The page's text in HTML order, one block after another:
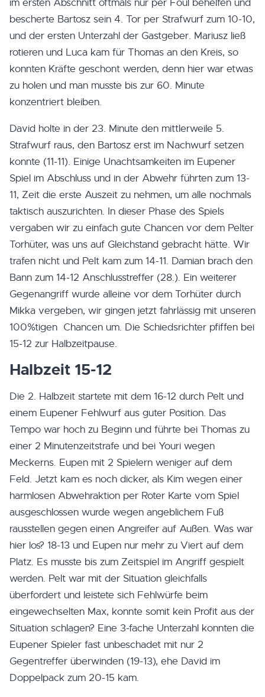
im ersten Abschnitt oftmals nur per Foul behelfen und
bescherte Bartosz sein 4. Tor per Strafwurf zum 10-10,
und der ersten Unterzahl der Gastgeber. Mariusz ließ
rotieren und Luca kam für Thomas an den Kreis, so
konnten Kräfte geschont werden, denn hier war etwas
zu holen und man musste bis zur 60. Minute
konzentriert bleiben.
David holte in der 23. Minute den mittlerweile 5.
Strafwurf raus, den Bartosz erst im Nachwurf setzen
konnte (11-11). Einige Unachtsamkeiten im Eupener
Spiel im Abschluss und in der Abwehr führten zum 13-
11, Zeit die erste Auszeit zu nehmen, um alle nochmals
taktisch auszurichten. In dieser Phase des Spiels
vergaben wir zu einfach gute Chancen vor dem Pelter
Torhüter, was uns auf Gleichstand gebracht hätte. Wir
trafen nicht und Pelt kam zum 14-11. Damian brach den
Bann zum 14-12 Anschlusstreffer (28.). Ein weiterer
Gegenangriff wurde alleine vor dem Torhüter durch
Mikka vergeben, wir gingen jetzt fahrlässig mit unseren
100%tigen Chancen um. Die Schiedsrichter pfiffen bei
15-12 zur Halbzeitpause.
Halbzeit 15-12
Die 2. Halbzeit startete mit dem 16-12 durch Pelt und
einem Eupener Fehlwurf aus guter Position. Das
Tempo war hoch zu Beginn und führte bei Thomas zu
einer 2 Minutenzeitstrafe und bei Youri wegen
Meckerns. Eupen mit 2 Spielern weniger auf dem
Feld. Jetzt kam es noch dicker, als Kim wegen einer
harmlosen Abwehraktion per Roter Karte vom Spiel
ausgeschlossen wurde wegen angeblichem Fuß
rausstellen gegen einen Angreifer auf Außen. Was war
hier los? 18-13 und Eupen nur mehr zu Viert auf dem
Platz. Es musste bis zum Zeitspiel im Angriff gespielt
werden. Pelt war mit der Situation gleichfalls
überfordert und leistete sich Fehlwürfe beim
eingewechselten Max, konnte somit kein Profit aus der
Situation schlagen? Eine 3-fache Unterzahl konnten die
Eupener Spieler fast unbeschadet mit nur 2
Gegentreffer überwinden (19-13), ehe David im
Doppelpack zum 20-15 kam.